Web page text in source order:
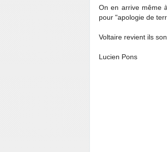
On en arrive même
pour "apologie de
Voltaire revient ils
Lucien Pons